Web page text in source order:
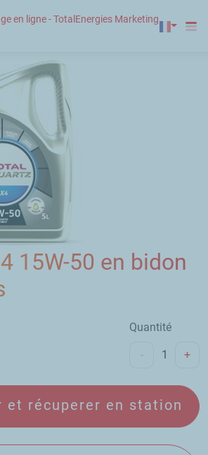
en ligne - TotalEnergies Marketing
15W-50 en bidon
Quantité
- +
et récuperer en station